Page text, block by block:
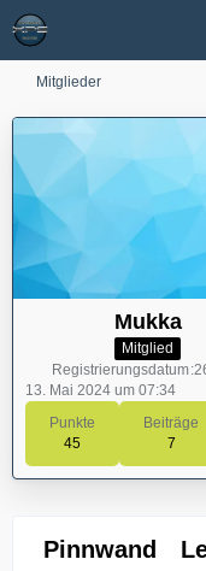
Mitglieder
Mukka
Mitglied
Punkte
45
Beiträge
7
Registrierungsdatum
13. Mai 2024 um 07:34
Pinnwand